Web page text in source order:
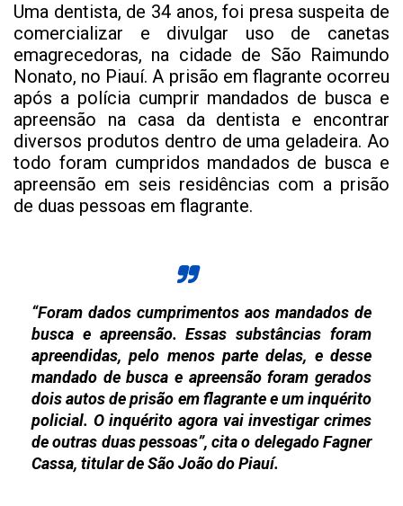
Uma dentista, de 34 anos, foi presa suspeita de
comercializar e divulgar uso de canetas
emagrecedoras, na cidade de São Raimundo
Nonato, no Piauí. A prisão em flagrante ocorreu
após a polícia cumprir mandados de busca e
apreensão na casa da dentista e encontrar
diversos produtos dentro de uma geladeira. Ao
todo foram cumpridos mandados de busca e
apreensão em seis residências com a prisão
de duas pessoas em flagrante.
“Foram dados cumprimentos aos mandados de
busca e apreensão. Essas substâncias foram
apreendidas, pelo menos parte delas, e desse
mandado de busca e apreensão foram gerados
dois autos de prisão em flagrante e um inquérito
policial. O inquérito agora vai investigar crimes
de outras duas pessoas”, cita o delegado Fagner
Cassa, titular de São João do Piauí.